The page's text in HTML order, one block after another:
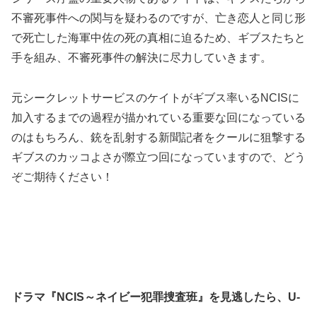
不審死事件への関与を疑わるのですが、亡き恋人と同じ形
で死亡した海軍中佐の死の真相に迫るため、ギブスたちと
手を組み、不審死事件の解決に尽力していきます。
元シークレットサービスのケイトがギブス率いるNCISに
加入するまでの過程が描かれている重要な回になっている
のはもちろん、銃を乱射する新聞記者をクールに狙撃する
ギブスのカッコよさが際立つ回になっていますので、どう
ぞご期待ください！
ドラマ『NCIS～ネイビー犯罪捜査班』を見逃したら、 U-